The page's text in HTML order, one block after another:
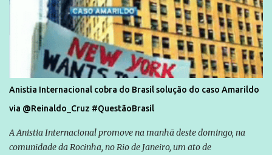
Anistia Internacional cobra do Brasil solução do caso Amarildo
via @Reinaldo_Cruz #QuestãoBrasil
A Anistia Internacional promove na manhã deste domingo, na
comunidade da Rocinha, no Rio de Janeiro, um ato de